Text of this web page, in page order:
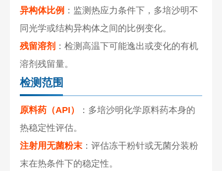
异构体比例 ：监测热应力条件下，多培沙明不
同光学或结构异构体之间的比例变化。
残留溶剂 ：检测高温下可能逸出或变化的有机
溶剂残留量。
检测范围
原料药（API）
：多培沙明化学原料药本身的
热稳定性评估。
注射用无菌粉末 ：评估冻干粉针或无菌分装粉
末在热条件下的稳定性。